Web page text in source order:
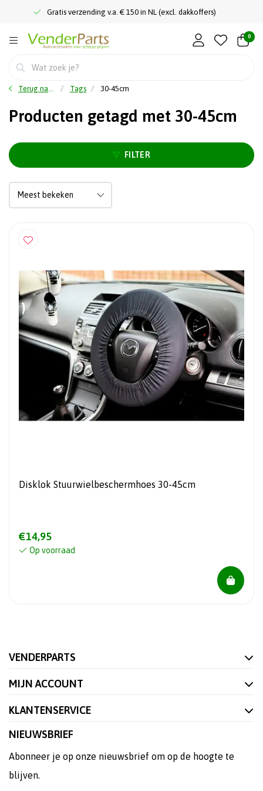
Gratis verzending v.a. € 150 in NL (excl. dakkoffers)
0
Terug naar home Tags 30-45cm
Producten getagd met 30-45cm
FILTER
Disklok Stuurwielbeschermhoes 30-45cm
€14,95
Op voorraad
VENDERPARTS
MIJN ACCOUNT
KLANTENSERVICE
NIEUWSBRIEF
Abonneer je op onze nieuwsbrief om op de hoogte te
blijven.